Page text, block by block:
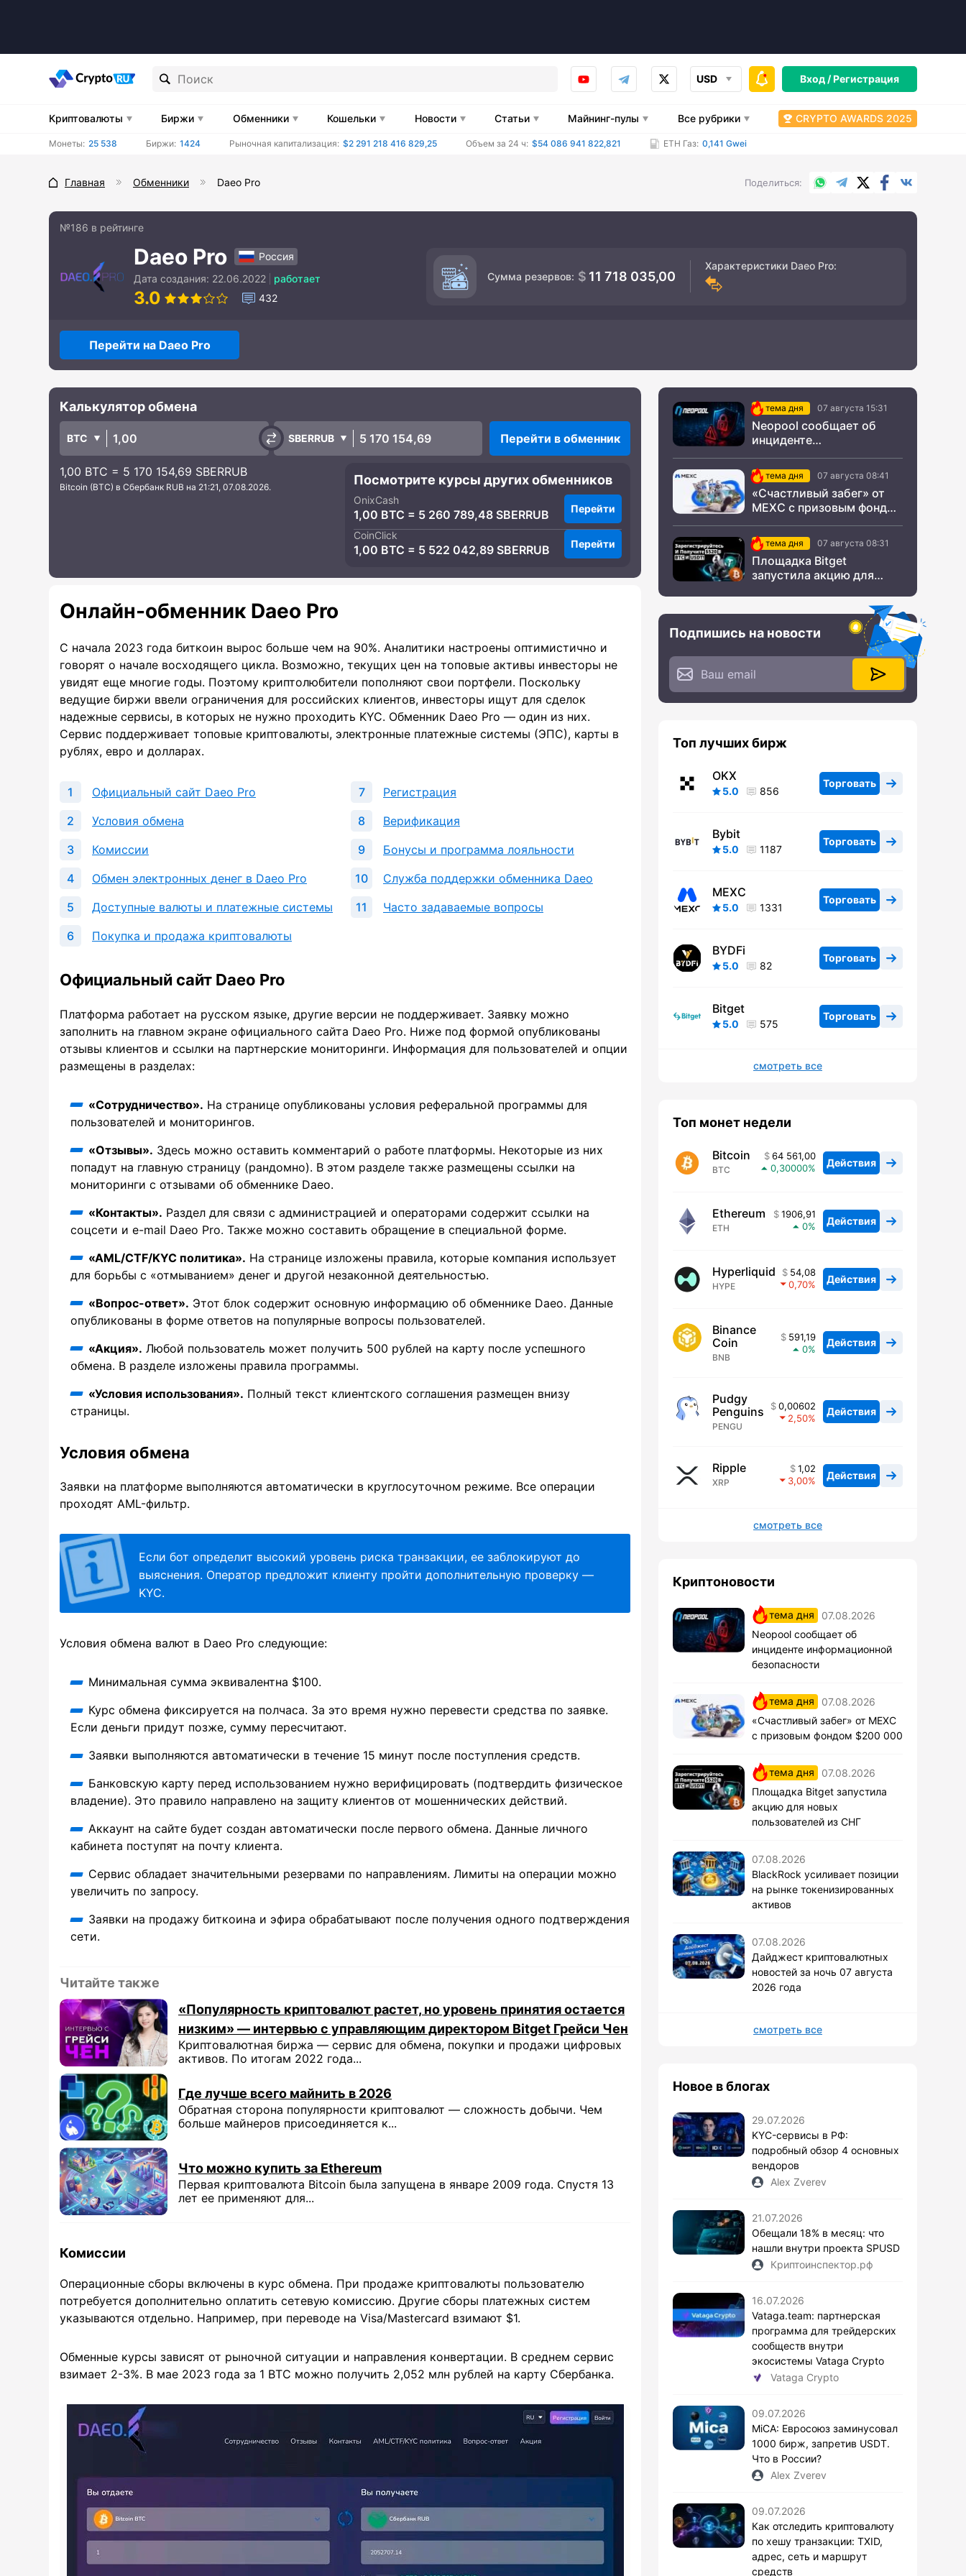
USD Вход /Регистрация
Криптовалюты Биржи Обменники Кошельки Новости Статьи Майнинг-пулы Все рубрики CRYPTO AWARDS 2025
Монеты: 25 538 Биржи: 1424 Рыночная капитализация: $2 291 218 416 829,25 Объем за 24 ч: $54 086 941 822,821 ETH Газ: 0,141 Gwei
Главная Обменники Daeo Pro Поделиться WhatsApp
TelegramX.comFacebook
№186 в рейтинге
Daeo Pro
Россия
Дата создания: 22.06.2022 работает
3.0 432
Сумма резервов: 11 718 035,00
Характеристики Daeo Pro:
Перейти на Daeo Pro
Калькулятор обмена
BTC SBERRUB Перейти в обменник
1,00 BTC = 5 170 154,69 SBERRUB
Bitcoin (BTC) в Сбербанк RUB на 21:21, 07.08.2026. Посмотрите курсы других обменников
OnixCash
1,00 BTC = 5 260 789,48 SBERRUB Перейти
CoinClick
1,00 BTC = 5 522 042,89 SBERRUB Перейти
Онлайн-обменник Daeo Pro
С начала 2023 года биткоин вырос больше чем на 90%. Аналитики настроены оптимистично и
говорят о начале восходящего цикла. Возможно, текущих цен на топовые активы инвесторы не
увидят еще многие годы. Поэтому криптолюбители пополняют свои портфели. Поскольку
ведущие биржи ввели ограничения для российских клиентов, инвесторы ищут для сделок
надежные сервисы, в которых не нужно проходить KYC. Обменник Daeo Pro — один из них.
Сервис поддерживает топовые криптовалюты, электронные платежные системы (ЭПС), карты в
рублях, евро и долларах.
Официальный сайт Daeo Pro
Условия обмена
Комиссии
Обмен электронных денег в Daeo Pro
Доступные валюты и платежные системы
Покупка и продажа криптовалюты
Регистрация
Верификация
Бонусы и программа лояльности
Служба поддержки обменника Daeo
Часто задаваемые вопросы
Официальный сайт Daeo Pro
Платформа работает на русском языке, другие версии не поддерживает. Заявку можно
заполнить на главном экране официального сайта Daeo Pro. Ниже под формой опубликованы
отзывы клиентов и ссылки на партнерские мониторинги. Информация для пользователей и опции
размещены в разделах:
«Сотрудничество». На странице опубликованы условия реферальной программы для
пользователей и мониторингов.
«Отзывы». Здесь можно оставить комментарий о работе платформы. Некоторые из них
попадут на главную страницу (рандомно). В этом разделе также размещены ссылки на
мониторинги с отзывами об обменнике Daeo.
«Контакты». Раздел для связи с администрацией и операторами содержит ссылки на
соцсети и e-mail Daeo Pro. Также можно составить обращение в специальной форме.
«AML/CTF/KYC политика». На странице изложены правила, которые компания использует
для борьбы с «отмыванием» денег и другой незаконной деятельностью.
«Вопрос-ответ». Этот блок содержит основную информацию об обменнике Daeo. Данные
опубликованы в форме ответов на популярные вопросы пользователей.
«Акция». Любой пользователь может получить 500 рублей на карту после успешного
обмена. В разделе изложены правила программы.
«Условия использования». Полный текст клиентского соглашения размещен внизу
страницы.
Условия обмена
Заявки на платформе выполняются автоматически в круглосуточном режиме. Все операции
проходят AML-фильтр.
Если бот определит высокий уровень риска транзакции, ее заблокируют до
выяснения. Оператор предложит клиенту пройти дополнительную проверку —
KYC.
Условия обмена валют в Daeo Pro следующие:
Минимальная сумма эквивалентна $100.
Курс обмена фиксируется на полчаса. За это время нужно перевести средства по заявке.
Если деньги придут позже, сумму пересчитают.
Заявки выполняются автоматически в течение 15 минут после поступления средств.
Банковскую карту перед использованием нужно верифицировать (подтвердить физическое
владение). Это правило направлено на защиту клиентов от мошеннических действий.
Аккаунт на сайте будет создан автоматически после первого обмена. Данные личного
кабинета поступят на почту клиента.
Сервис обладает значительными резервами по направлениям. Лимиты на операции можно
увеличить по запросу.
Заявки на продажу биткоина и эфира обрабатывают после получения одного подтверждения
сети.
Читайте также
«Популярность криптовалют растет, но уровень принятия остается
низким» — интервью с управляющим директором Bitget Грейси Чен
Криптовалютная биржа — сервис для обмена, покупки и продажи цифровых
активов. По итогам 2022 года...
Где лучше всего майнить в 2026
Обратная сторона популярности криптовалют — сложность добычи. Чем
больше майнеров присоединяется к...
Что можно купить за Ethereum
Первая криптовалюта Bitcoin была запущена в январе 2009 года. Спустя 13
лет ее применяют для...
Комиссии
Операционные сборы включены в курс обмена. При продаже криптовалюты пользователю
потребуется дополнительно оплатить сетевую комиссию. Другие сборы платежных систем
указываются отдельно. Например, при переводе на Visa/Mastercard взимают $1.
Обменные курсы зависят от рыночной ситуации и направления конвертации. В среднем сервис
взимает 2-3%. В мае 2023 года за 1 BTC можно получить 2,052 млн рублей на карту Сбербанка.
тема дня 07 августа 15:31
Neopool сообщает об
инциденте
безопасности
тема дня 07 августа 08:41
«Счастливый забег» от
MEXC с призовым фондом
тема дня 07 августа 08:31
Площадка Bitget
запустила акцию для
Подпишись на новости
Топ лучших бирж
OKX
5.0 856
Торговать
Bybit
5.0 1187
Торговать
MEXC
5.0 1331
Торговать
BYDFi
5.0 82
Торговать
Bitget
5.0 575
Торговать
смотреть все
Топ монет недели
Bitcoin
BTC
64 561,00
0,30000
Действия
Ethereum
ETH
1906,91
0
Действия
Hyperliquid
HYPE
54,08
0,70
Действия
Binance
Coin
BNB
591,19
0
Действия
Pudgy
Penguins
PENGU
0,00602
2,50
Действия
Ripple
XRP
1,02
3,00
Действия
смотреть все
Криптоновости
тема дня
07.08.2026
Neopool сообщает об
инциденте информационной
безопасности
тема дня
07.08.2026
«Счастливый забег» от MEXC
с призовым фондом $200 000
тема дня
07.08.2026
Площадка Bitget запустила
акцию для новых
пользователей из СНГ
07.08.2026
BlackRock усиливает позиции
на рынке токенизированных
активов
07.08.2026
Дайджест криптовалютных
новостей за ночь 07 августа
2026 года
смотреть все
Новое в блогах
29.07.2026
KYC-сервисы в РФ:
подробный обзор 4 основных
вендоров
Alex Zverev
21.07.2026
Обещали 18% в месяц: что
нашли внутри проекта SPUSD
Криптоинспектор.рф
16.07.2026
Vataga.team: партнерская
программа для трейдерских
сообществ внутри
экосистемы Vataga Crypto
Vataga Crypto
09.07.2026
MiCA: Евросоюз заминусовал
1000 бирж, запретив USDT.
Что в России?
Alex Zverev
09.07.2026
Как отследить криптовалюту
по хешу транзакции: TXID,
адрес, сеть и маршрут
средств